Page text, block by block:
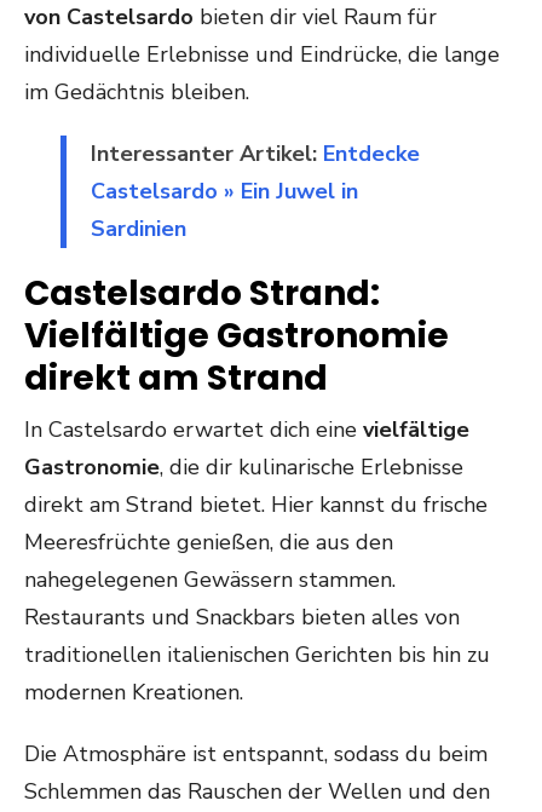
von Castelsardo bieten dir viel Raum für
individuelle Erlebnisse und Eindrücke, die lange
im Gedächtnis bleiben.
Interessanter Artikel: Entdecke
Castelsardo » Ein Juwel in
Sardinien
Castelsardo Strand:
Vielfältige Gastronomie
direkt am Strand
In Castelsardo erwartet dich eine vielfältige
Gastronomie, die dir kulinarische Erlebnisse
direkt am Strand bietet. Hier kannst du frische
Meeresfrüchte genießen, die aus den
nahegelegenen Gewässern stammen.
Restaurants und Snackbars bieten alles von
traditionellen italienischen Gerichten bis hin zu
modernen Kreationen.
Die Atmosphäre ist entspannt, sodass du beim
Schlemmen das Rauschen der Wellen und den